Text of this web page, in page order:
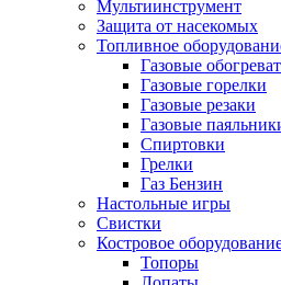
Мультиинструмент
Защита от насекомых
Топливное
Газовые
Газовые горелки
Газовые резаки
Газовые
Спиртовки
Грелки
Газ Бензин
Настольные игры
Свистки
Костровое
Топоры